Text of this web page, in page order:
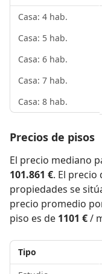
Casa: 4 hab.
Casa: 5 hab.
Casa: 6 hab.
Casa: 7 hab.
Casa: 8 hab.
Precios de pisos
El precio mediano
101.861 €. El precio
propiedades se
precio promedio
piso es de 1101 €/
Tipo